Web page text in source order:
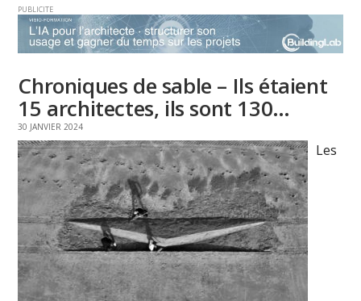
PUBLICITE
Chroniques de sable – Ils étaient
15 architectes, ils sont 130…
30 JANVIER 2024
Les